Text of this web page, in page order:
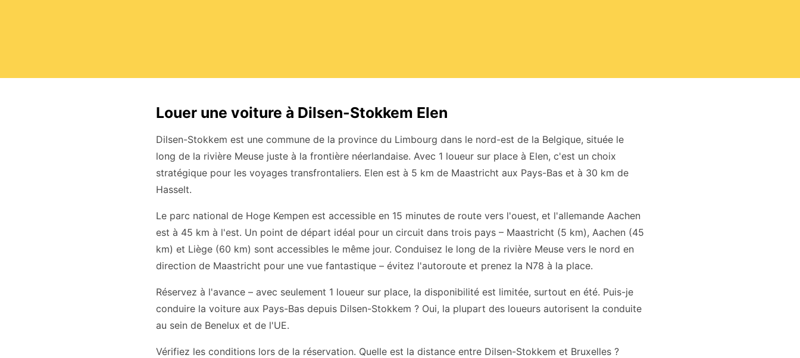
Louer une voiture à Dilsen-Stokkem Elen
Dilsen-Stokkem est une commune de la province du Limbourg dans le nord-est de la Belgique, située le
long de la rivière Meuse juste à la frontière néerlandaise. Avec 1 loueur sur place à Elen, c'est un choix
stratégique pour les voyages transfrontaliers. Elen est à 5 km de Maastricht aux Pays-Bas et à 30 km de
Hasselt.
Le parc national de Hoge Kempen est accessible en 15 minutes de route vers l'ouest, et l'allemande Aachen
est à 45 km à l'est. Un point de départ idéal pour un circuit dans trois pays – Maastricht (5 km), Aachen (45
km) et Liège (60 km) sont accessibles le même jour. Conduisez le long de la rivière Meuse vers le nord en
direction de Maastricht pour une vue fantastique – évitez l'autoroute et prenez la N78 à la place.
Réservez à l'avance – avec seulement 1 loueur sur place, la disponibilité est limitée, surtout en été. Puis-je
conduire la voiture aux Pays-Bas depuis Dilsen-Stokkem ? Oui, la plupart des loueurs autorisent la conduite
au sein de Benelux et de l'UE.
Vérifiez les conditions lors de la réservation. Quelle est la distance entre Dilsen-Stokkem et Bruxelles ?